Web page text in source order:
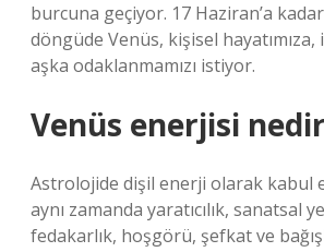
burcuna geçiyor. 17 Haziran’a
döngüde Venüs, kişisel
aşka odaklanmamızı istiyor.
Venüs enerjisi
Astrolojide dişil enerji olarak kabul
aynı zamanda yaratıcılık, sanatsal
fedakarlık, hoşgörü, şefkat ve